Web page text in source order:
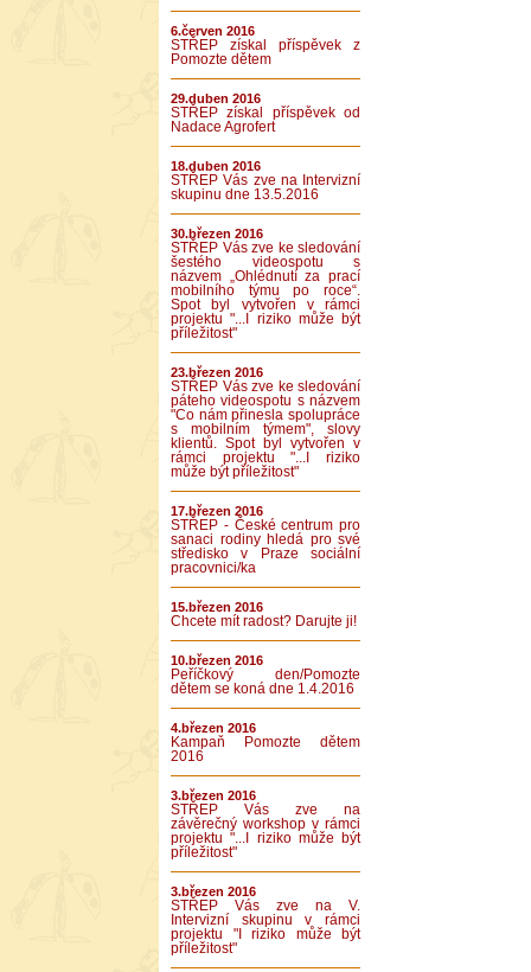
6.červen 2016
STŘEP získal příspěvek z
Pomozte dětem
29.duben 2016
STŘEP získal příspěvek od
Nadace Agrofert
18.duben 2016
STŘEP Vás zve na Intervizní
skupinu dne 13.5.2016
30.březen 2016
STŘEP Vás zve ke sledování
šestého videospotu s
názvem „Ohlédnutí za prací
mobilního týmu po roce“.
Spot byl vytvořen v rámci
projektu "...I riziko může být
příležitost"
23.březen 2016
STŘEP Vás zve ke sledování
páteho videospotu s názvem
"Co nám přinesla spolupráce
s mobilním týmem", slovy
klientů. Spot byl vytvořen v
rámci projektu "...I riziko
může být příležitost"
17.březen 2016
STŘEP - České centrum pro
sanaci rodiny hledá pro své
středisko v Praze sociální
pracovnici/ka
15.březen 2016
Chcete mít radost? Darujte ji!
10.březen 2016
Peříčkový den/Pomozte
dětem se koná dne 1.4.2016
4.březen 2016
Kampaň Pomozte dětem
2016
3.březen 2016
STŘEP Vás zve na
závěrečný workshop v rámci
projektu "...I riziko může být
příležitost"
3.březen 2016
STŘEP Vás zve na V.
Intervizní skupinu v rámci
projektu "I riziko může být
příležitost"